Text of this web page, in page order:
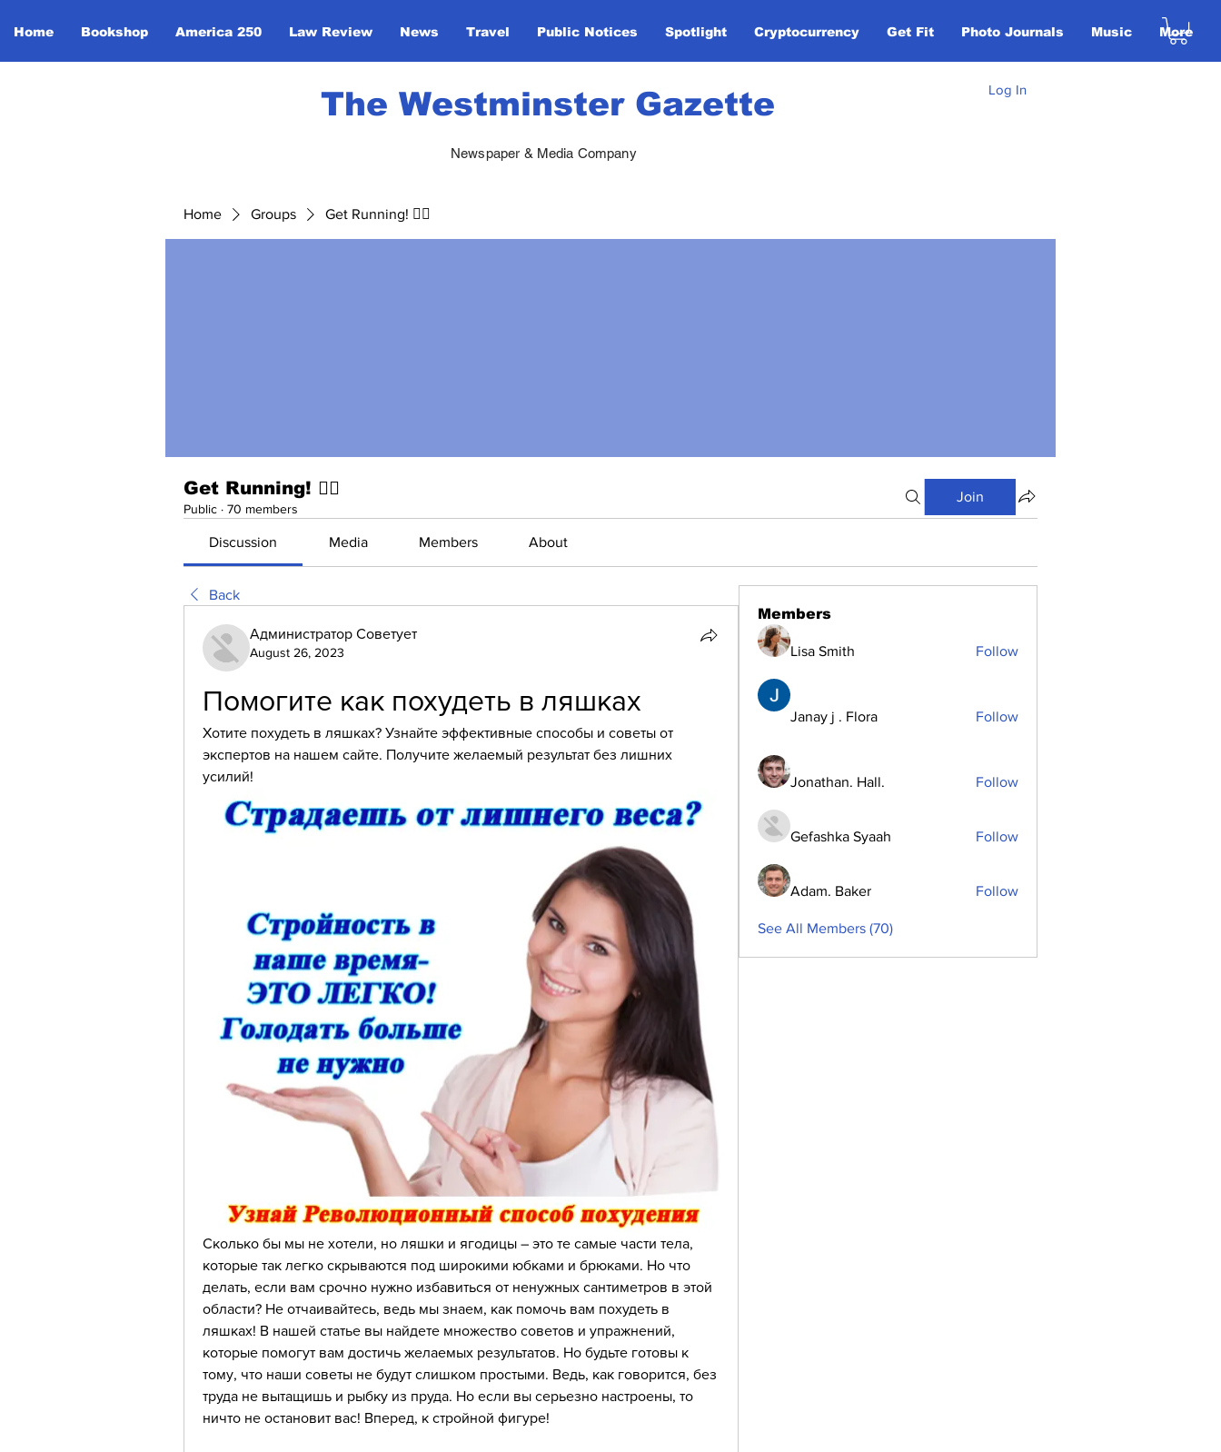
Home Bookshop America 250 Law Review News Travel Public Notices Spotlight Cryptocurrency Get Fit Photo Journals Music More
The Westminster Gazette Log In
Newspaper & Media Company
Home Groups Get Running! 🏃‍♀️
Get Running! 🏃‍♀️
Public · 70 members
Join
Discussion Media Members About
Back
Администратор Советует
August 26, 2023
Помогите как похудеть в ляшках
Хотите похудеть в ляшках? Узнайте эффективные способы и советы от
экспертов на нашем сайте. Получите желаемый результат без лишних
усилий!
Сколько бы мы не хотели, но ляшки и ягодицы – это те самые части тела,
которые так легко скрываются под широкими юбками и брюками. Но что
делать, если вам срочно нужно избавиться от ненужных сантиметров в этой
области? Не отчаивайтесь, ведь мы знаем, как помочь вам похудеть в
ляшках! В нашей статье вы найдете множество советов и упражнений,
которые помогут вам достичь желаемых результатов. Но будьте готовы к
тому, что наши советы не будут слишком простыми. Ведь, как говорится, без
труда не вытащишь и рыбку из пруда. Но если вы серьезно настроены, то
ничто не остановит вас! Вперед, к стройной фигуре!
Members
Lisa Smith Follow
Janay j . Flora Follow
Jonathan. Hall. Follow
Gefashka Syaah Follow
Adam. Baker Follow
See All Members (70)